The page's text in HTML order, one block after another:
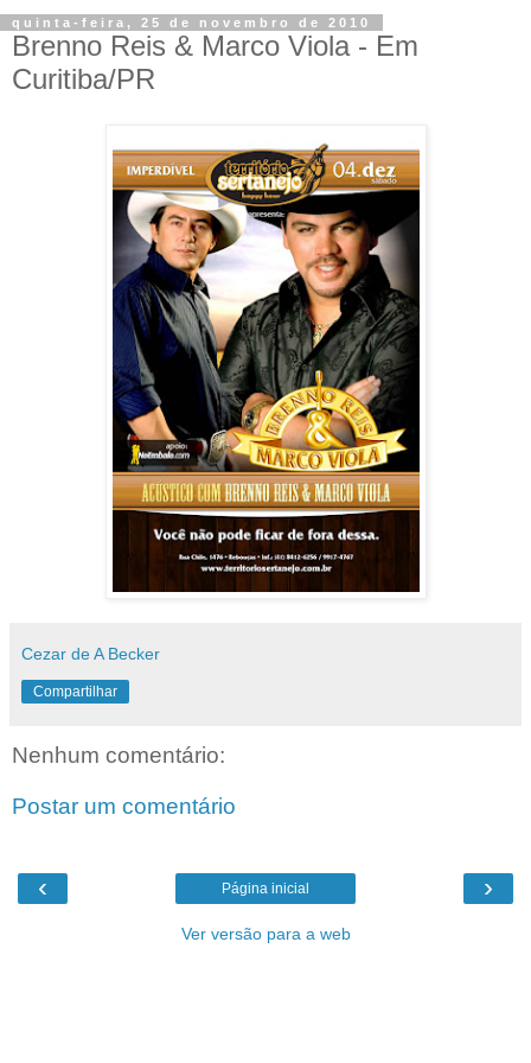
quinta-feira, 25 de novembro de 2010
Brenno Reis & Marco Viola - Em
Curitiba/PR
Cezar de A Becker
Compartilhar
Nenhum comentário:
Postar um comentário
‹ ›
Página inicial
Ver versão para a web